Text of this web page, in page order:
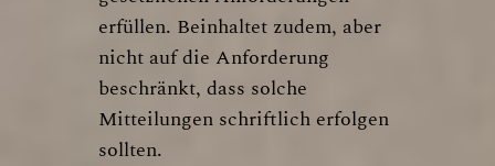
erfüllen. Beinhaltet zudem, aber
nicht auf die Anforderung
beschränkt, dass solche
Mitteilungen schriftlich erfolgen
sollten.